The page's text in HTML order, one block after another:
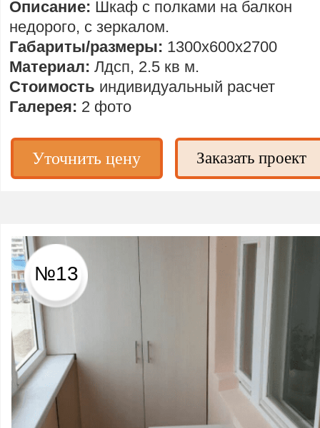
Описание: Шкаф с полками на балкон
недорого, с зеркалом.
Габариты/размеры: 1300х600х2700
Материал: Лдсп, 2.5 кв м.
Стоимость индивидуальный расчет
Галерея: 2 фото
№13
Заказать проект
Уточнить цену